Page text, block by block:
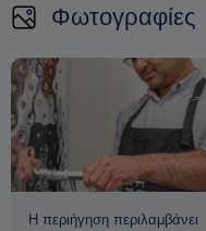
Φωτογραφίες
Η περιήγηση περιλαμβάνει